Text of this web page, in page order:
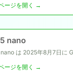
ージを開く →
nano
ージを開く →